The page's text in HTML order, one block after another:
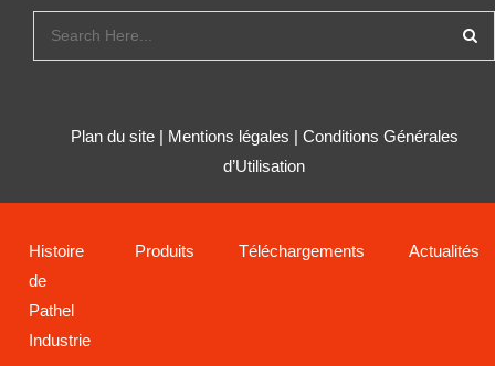
Plan du site| Mentions légales | Conditions Générales
d’Utilisation
Histoire
de
Pathel
Industrie
Produits Téléchargements Actualités